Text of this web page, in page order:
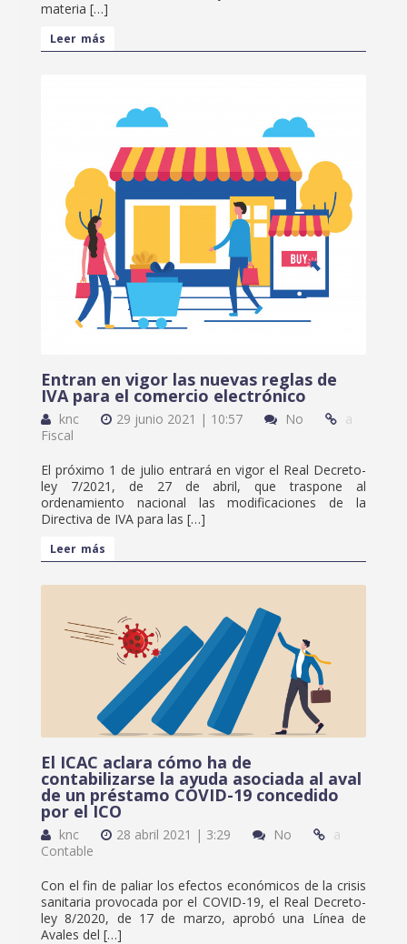
materia […]
Leer más
Entran en vigor las nuevas reglas de
IVA para el comercio electrónico
knc 29 junio 2021 | 10:57 No
a
Fiscal
El próximo 1 de julio entrará en vigor el Real Decreto-
ley 7/2021, de 27 de abril, que traspone al
ordenamiento nacional las modificaciones de la
Directiva de IVA para las […]
Leer más
El ICAC aclara cómo ha de
contabilizarse la ayuda asociada al aval
de un préstamo COVID-19 concedido
por el ICO
knc 28 abril 2021 | 3:29 No
a
Contable
Con el fin de paliar los efectos económicos de la crisis
sanitaria provocada por el COVID-19, el Real Decreto-
ley 8/2020, de 17 de marzo, aprobó una Línea de
Avales del […]